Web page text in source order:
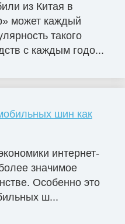
из Китая в
может каждый
такого
с каждым годо...
шин как
интернет-
значимое
Особенно это
ш...